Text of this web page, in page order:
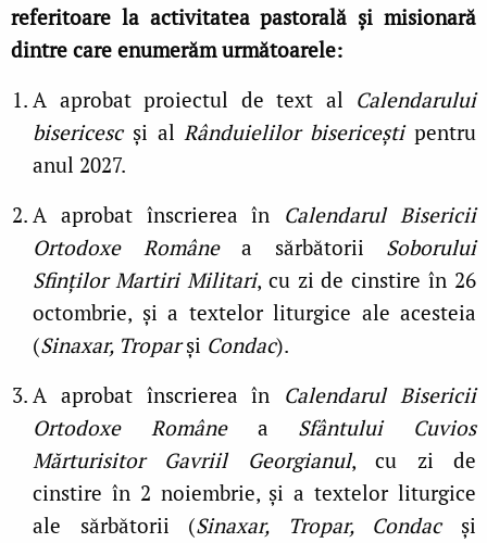
referitoare la activitatea pastorală și misionară
dintre care enumerăm următoarele:
A aprobat proiectul de text al Calendarului
bisericescși alRânduielilor bisericeștipentru
anul 2027.
A aprobat înscrierea în Calendarul Bisericii
Ortodoxe Românea sărbătorii Soborului
Sfinților Martiri Militari, cu zi de cinstire în 26
octombrie, și a textelor liturgice ale acesteia
(Sinaxar, Troparși Condac).
A aprobat înscrierea în Calendarul Bisericii
Ortodoxe Românea Sfântului Cuvios
Mărturisitor Gavriil Georgianul, cu zi de
cinstire în 2 noiembrie, și a textelor liturgice
ale sărbătorii (Sinaxar, Tropar, Condacși